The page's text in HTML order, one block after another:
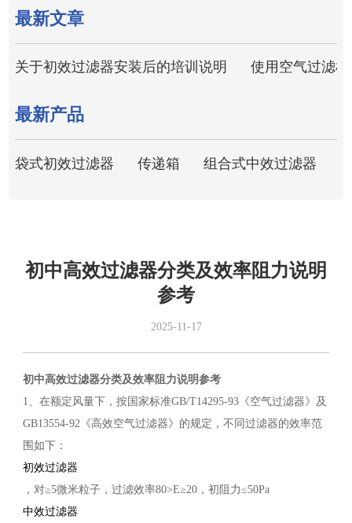
最新文章
关于初效过滤器安装后的培训说明 使用空气过滤
最新产品
袋式初效过滤器 传递箱 组合式中效过滤器
初中高效过滤器分类及效率阻力说明
参考
2025-11-17
初中高效过滤器分类及效率阻力说明参考
1、在额定风量下，按国家标准GB/T14295-93《空气过滤器》及
GB13554-92《高效空气过滤器》的规定，不同过滤器的效率范
围如下：
初效过滤器
，对≥5微米粒子，过滤效率80>E≥20，初阻力≤50Pa
中效过滤器